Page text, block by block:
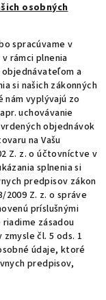
osobných
spracúvame v
v rámci plnenia
a
si našich zákonných
vyplývajú zo
uchovávanie
objednávok
na Vašu
Z. z. o účtovníctve v
splnenia si
predpisov zákon
2009 Z. z. o správe
príslušnými
zásadou
čl. 5 ods. 1
údaje, ktoré
predpisov,